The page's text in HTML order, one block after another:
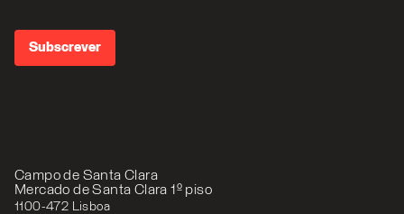
Campo de Santa Clara
Mercado de Santa Clara 1º piso
1100-472 Lisboa